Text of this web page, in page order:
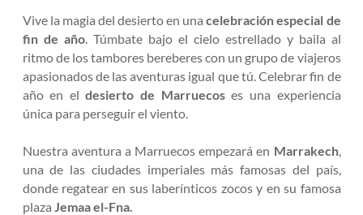
Vive la magia del desierto en una celebración especial de
fin de año. Túmbate bajo el cielo estrellado y baila al
ritmo de los tambores bereberes con un grupo de viajeros
apasionados de las aventuras igual que tú. Celebrar fin de
año en eldesierto de Marruecoses una experiencia
única para perseguir el viento.
Nuestra aventura a Marruecos empezará en Marrakech,
una de las ciudades imperiales más famosas del país,
donde regatear en sus laberínticos zocos y en su famosa
plaza Jemaa el-Fna.